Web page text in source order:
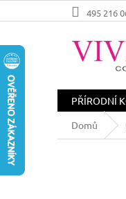
na
495 216
PŘÍRODNÍ
Domů